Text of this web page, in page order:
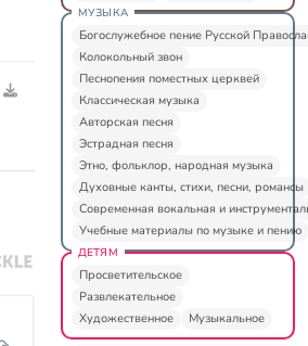
МУЗЫКА
Богослужебное пение Русской
Колокольный звон
Песнопения поместных церквей
Классическая музыка
Авторская песня
Эстрадная песня
Этно, фольклор, народная музыка
Духовные канты, стихи, песни, романсы
Современная вокальная и
Учебные материалы по музыке и пению
ДЕТЯМ
Просветительское
Развлекательное
Художественное
Музыкальное